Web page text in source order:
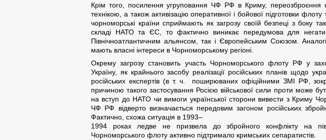
Крім того, посилення угруповання ЧФ РФ в Криму, переозброєння
технікою, а також активізацію оперативної і бойової підготовки флоту
чорноморські країни сприймають як загрозу своїй безпеці з боку
складі НАТО та ЄС, то фактично виникає передумова для
Північноатлантичним альянсом, так і Європейським Союзом.
мають власні інтереси в Чорноморському регіоні.
Окрему загрозу становить участь Чорноморського флоту РФ у
Україну, як крайнього засобу реалізації російських планів щодо
російських експертів (в т. ч. поширюваних офіційними ЗМІ РФ,
причиною такого застосування Росією військової сили проти може
на вступ до НАТО чи вимоги української сторони вивести з Криму
ЧФ РФ відверто визначається передовим загоном російських
Фактично, схожа ситуація в 1993–
1994 роках ледве не призвела до збройного конфлікту на
Чорноморського флоту активно підтримало кримських сепаратистів.